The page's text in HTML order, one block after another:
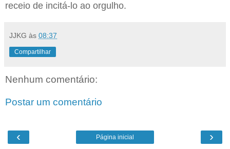
receio de incitá-lo ao orgulho.
JJKG às 08:37
Compartilhar
Nenhum comentário:
Postar um comentário
‹ ›
Página inicial